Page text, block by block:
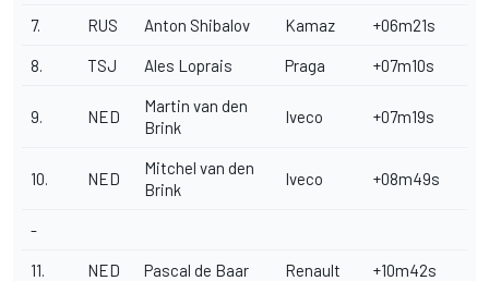
7. RUS Anton Shibalov Kamaz +06m21s
8. TSJ Ales Loprais Praga +07m10s
9. NED
Martin van den
Brink
Iveco +07m19s
10. NED
Mitchel van den
Brink
Iveco +08m49s
-
11. NED Pascal de Baar Renault +10m42s